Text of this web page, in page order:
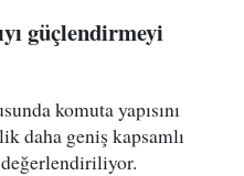
güçlendirmeyi
komuta yapısını
daha geniş kapsamlı